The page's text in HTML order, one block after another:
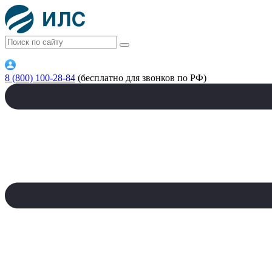
8 (800) 100-28-84 (бесплатно для звонков по РФ)